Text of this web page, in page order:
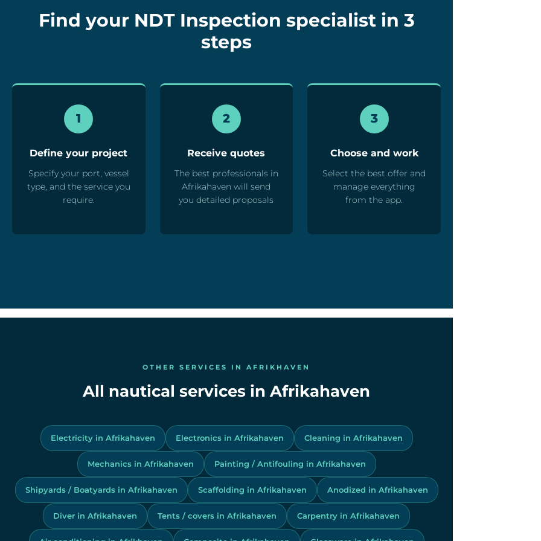
Find your NDT Inspection specialist in 3
steps
1
Define your project
Specify your port, vessel
type, and the service you
require.
2
Receive quotes
The best professionals in
Afrikahaven will send
you detailed proposals
3
Choose and work
Select the best offer and
manage everything
from the app.
OTHER SERVICES IN AFRIKHAVEN
All nautical services in Afrikahaven
Electricity in Afrikahaven Electronics in Afrikahaven Cleaning in Afrikahaven
Mechanics in Afrikahaven Painting / Antifouling in Afrikahaven
Shipyards / Boatyards in Afrikahaven Scaffolding in Afrikahaven Anodized in Afrikahaven
Diver in Afrikahaven Tents / covers in Afrikahaven Carpentry in Afrikahaven